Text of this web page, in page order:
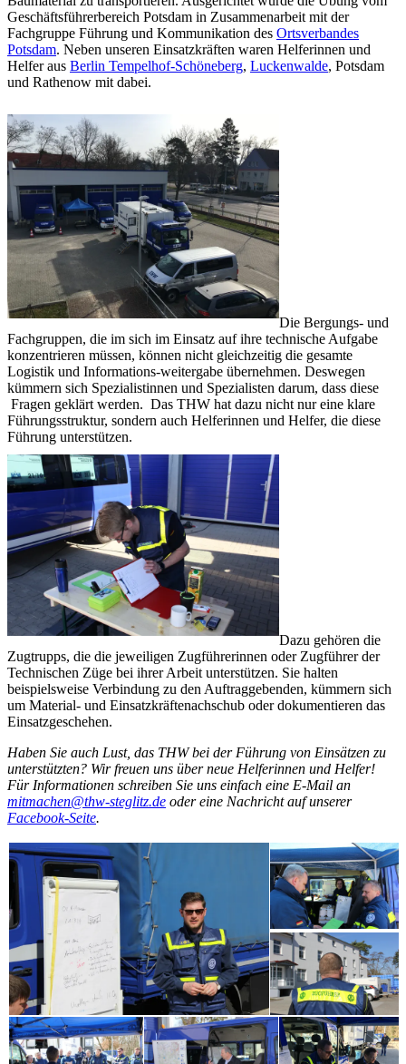
Geschäftsführerbereich Potsdam in Zusammenarbeit mit der
Fachgruppe Führung und Kommunikation des Ortsverbandes
Potsdam. Neben unseren Einsatzkräften waren Helferinnen und
Helfer aus Berlin Tempelhof-Schöneberg, Luckenwalde, Potsdam
und Rathenow mit dabei.
Die Bergungs- und
Fachgruppen, die im sich im Einsatz auf ihre technische Aufgabe
konzentrieren müssen, können nicht gleichzeitig die gesamte
Logistik und Informations-weitergabe übernehmen. Deswegen
kümmern sich Spezialistinnen und Spezialisten darum, dass diese
Fragen geklärt werden. Das THW hat dazu nicht nur eine klare
Führungsstruktur, sondern auch Helferinnen und Helfer, die diese
Führung unterstützen.
Dazu gehören die
Zugtrupps, die die jeweiligen Zugführerinnen oder Zugführer der
Technischen Züge bei ihrer Arbeit unterstützen. Sie halten
beispielsweise Verbindung zu den Auftraggebenden, kümmern sich
um Material- und Einsatzkräftenachschub oder dokumentieren das
Einsatzgeschehen.
Haben Sie auch Lust, das THW bei der Führung von Einsätzen zu
unterstützten? Wir freuen uns über neue Helferinnen und Helfer!
Für Informationen schreiben Sie uns einfach eine E-Mail an
mitmachen@thw-steglitz.de oder eine Nachricht auf unserer
Facebook-Seite.